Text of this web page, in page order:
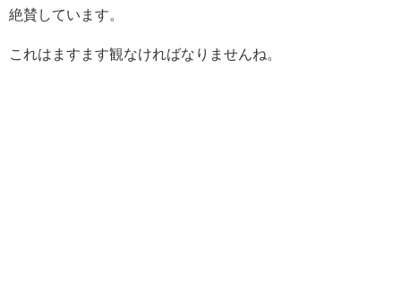
絶賛しています。
これはますます観なければなりませんね。